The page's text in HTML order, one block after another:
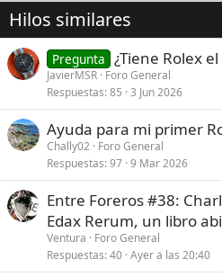
Hilos similares
Pregunta ¿Tiene Rolex
JavierMSR Foro General
Respuestas 85 3 Jun 2026
Ayuda para mi primer
Chally02 Foro General
Respuestas 97 9 Mar 2026
Entre Foreros #38:
Edax Rerum, un libro
Ventura
Foro General
Respuestas 40 Ayer a las 20:40